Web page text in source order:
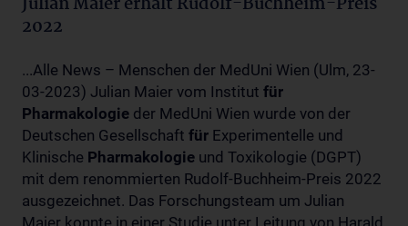
2022
...Alle News – Menschen der MedUni Wien (Ulm, 23-
03-2023) Julian Maier vom Institut für
Pharmakologie der MedUni Wien wurde von der
Deutschen Gesellschaft für Experimentelle und
Klinische Pharmakologie und Toxikologie (DGPT)
mit dem renommierten Rudolf-Buchheim-Preis 2022
ausgezeichnet. Das Forschungsteam um Julian
Maier konnte in einer Studie unter Leitung von Harald